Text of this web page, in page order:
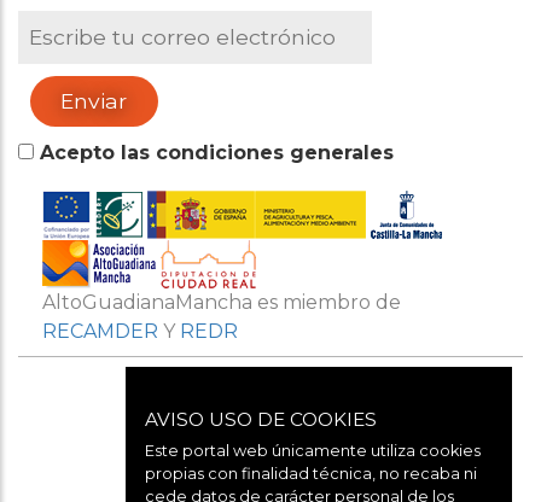
Acepto las condiciones generales
AltoGuadianaMancha es miembro de
RECAMDER Y REDR
AVISO USO DE COOKIES
Este portal web únicamente utiliza cookies
propias con finalidad técnica, no recaba ni
cede datos de carácter personal de los